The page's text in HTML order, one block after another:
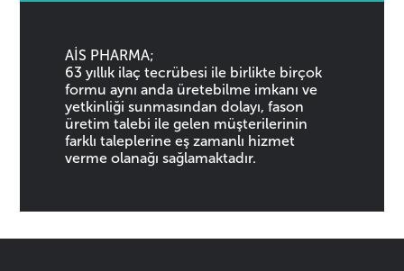
AİS PHARMA;
63 yıllık ilaç tecrübesi ile birlikte birçok
formu aynı anda üretebilme imkanı ve
yetkinliği sunmasından dolayı, fason
üretim talebi ile gelen müşterilerinin
farklı taleplerine eş zamanlı hizmet
verme olanağı sağlamaktadır.